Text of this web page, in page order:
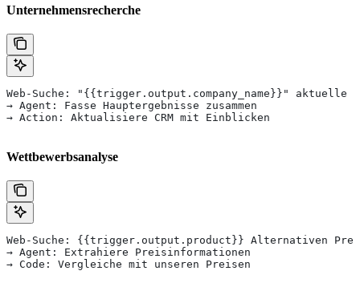
Unternehmensrecherche
Web-Suche: "{{trigger.output.company_name}}" aktuelle
→ Agent: Fasse Hauptergebnisse zusammen
→ Action: Aktualisiere CRM mit Einblicken
Wettbewerbsanalyse
Web-Suche: {{trigger.output.product}} Alternativen
→ Agent: Extrahiere Preisinformationen
→ Code: Vergleiche mit unseren Preisen